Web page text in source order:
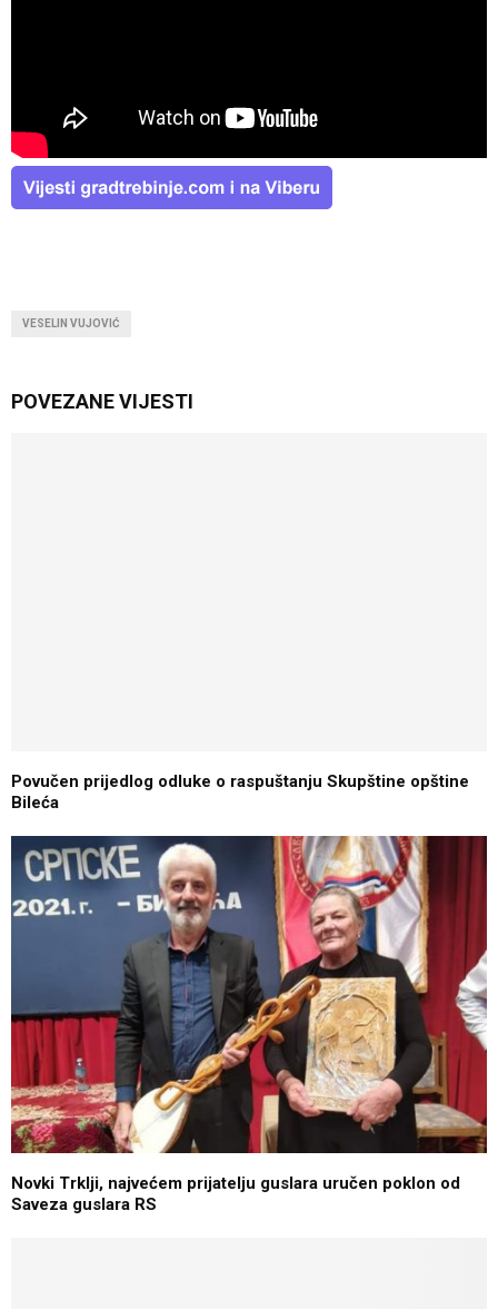
VESELIN VUJOVIĆ
POVEZANE VIJESTI
Povučen prijedlog odluke o raspuštanju Skupštine opštine
Bileća
Novki Trklji, najvećem prijatelju guslara uručen poklon od
Saveza guslara RS